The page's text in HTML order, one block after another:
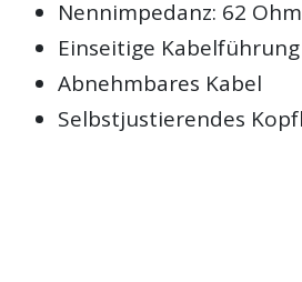
Nennimpedanz: 62 Ohm
Einseitige Kabelführung
Abnehmbares Kabel
Selbstjustierendes